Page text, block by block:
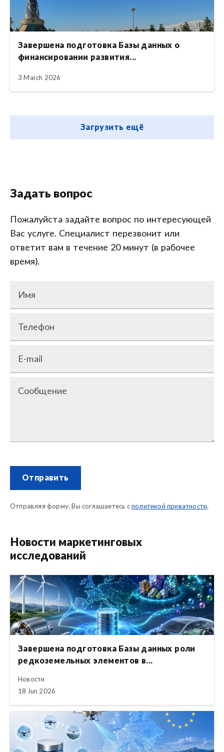
Завершена подготовка Базы данных о
финансировании развития...
3 March 2026
Загрузить ещё
Задать вопрос
Пожалуйста задайте вопрос по интересующей
Вас услуге. Специалист перезвонит или
ответит вам в течение 20 минут (в рабочее
время).
Имя
Телефон
E-mail
Сообщение
Отправить
Отправляя форму, Вы соглашаетесь с политикой приватности.
Новости маркетинговых
исследований
Завершена подготовка Базы данных роли
редкоземельных элементов в...
Новости
18 Jun 2026